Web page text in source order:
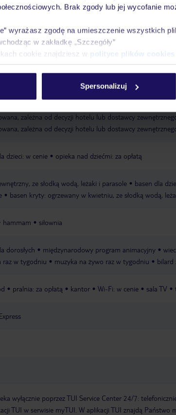
Brak zgody lub jej wycofanie
wyrażasz zgodę na umieszczenie wszystkich
w zakładkę „Szczegóły”
cookie znajdziesz w polityce plików cookies
Spersonalizuj
Pokoje Wyżywienie
zależna od decyzji hotelu lub dostawcy
zależna od decyzji hotelu lub dostawcy
dzieci: w cenie opieka nad dziećmi: za opłatą
ze słodką wodą, leżaki i parasole
basen dla
basen kryty: ogrzewany w kwietniu, ze słodką wodą,
hammam siłownia
dorosłych międzynarodowy program animacyjny
raz w tygodniu muzyka na żywo raz w tygodniu bilard
pralnia: za opłatą kantor Wi-Fi: w cenie sala TV
wyłącznie poprzez TUI Service Center 24/7:
TUI w serwisie myTUI. W aplikacji TUI znajdą Państwo